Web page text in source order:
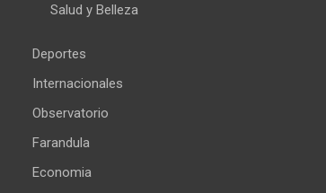
Salud y Belleza
Deportes
Internacionales
Observatorio
Farandula
Economia